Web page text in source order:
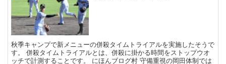
秋季キャンプで新メニューの併殺タイムトライアルを実施したそうで
す。 併殺タイムトライアルとは、併殺に掛かる時間をストップウオ
ッチで計測することです。 にほんブログ村 守備重視の岡田体制では